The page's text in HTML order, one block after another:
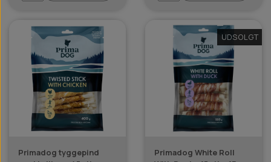
Primadog tyggepind
UDSOLGT
Primadog White Roll